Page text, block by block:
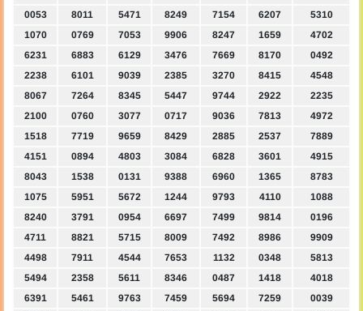
0053
8011 5471 8249 7154 6207
5310
1070
0769 7053 9906 8247 1659
4702
6231
6883 6129 3476 7669 8170
0492
2238
6101 9039 2385 3270 8415
4548
8067
7264 8345 5447 9744 2922
2235
2100
0760 3077 0717 9036 7813
4972
1518
7719 9659 8429 2885 2537
7889
4151
0894 4803 3084 6828 3601
4915
8043
1538 0131 9388 6960 1365
8783
1075
5951 5672 1244 9793 4110
1088
8240
3791 0954 6697 7499 9814
0196
4711
8821 5715 8009 7492 8986
9909
4498
7911 4544 7653 1132 0348
5813
5494
2358 5611 8346 0487 1418
4018
6391
5461 9763 7459 5694 7259
0039